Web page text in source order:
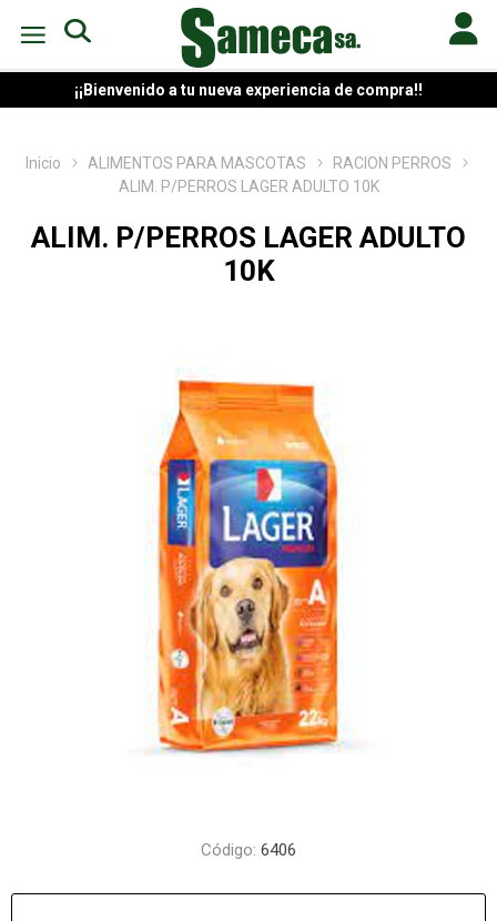
¡¡Bienvenido a tu nueva experiencia de compra!!
Inicio ALIMENTOS PARA MASCOTAS
RACION PERROS
ALIM. P/PERROS LAGER ADULTO 10K
ALIM. P/PERROS LAGER ADULTO
10K
Código: 6406